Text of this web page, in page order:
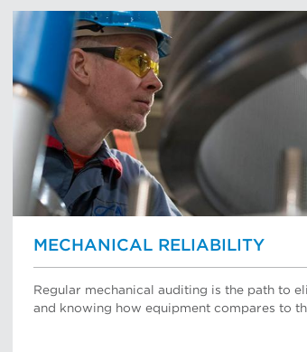
MECHANICAL RELIABILITY
Regular mechanical auditing is the path to
and knowing how equipment compares to